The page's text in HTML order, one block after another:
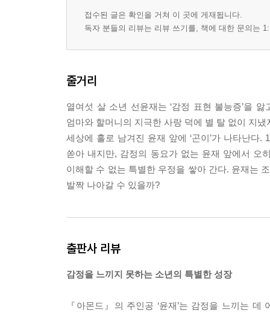
접수된 글은 확인을 거쳐 이 곳에 게재됩니다.
독자 분들의 리뷰는 리뷰 쓰기를, 책에 대한 문의는
줄거리
열여섯 살 소년 선윤재는 ‘감정 표현 불능증’을
엄마와 할머니의 지극한 사랑 덕에 별 탈 없이 지
세상에 홀로 남겨진 윤재 앞에 ‘곤이’가 나타난
쏟아 내지만, 감정의 동요가 없는 윤재 앞에서 오
이해할 수 없는 특별한 우정을 쌓아 간다. 윤재는
발짝 나아갈 수 있을까?
출판사 리뷰
감정을 느끼지 못하는 소년의 특별한 성장
『아몬드』의 주인공 ‘윤재’는 감정을 느끼는